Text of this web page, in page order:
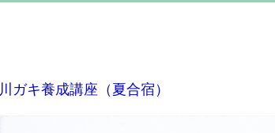
川ガキ養成講座（夏合宿）